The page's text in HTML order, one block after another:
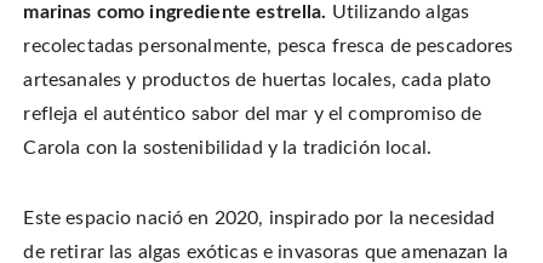
marinas como ingrediente estrella. Utilizando algas
recolectadas personalmente, pesca fresca de pescadores
artesanales y productos de huertas locales, cada plato
refleja el auténtico sabor del mar y el compromiso de
Carola con la sostenibilidad y la tradición local.
Este espacio nació en 2020, inspirado por la necesidad
de retirar las algas exóticas e invasoras que amenazan la